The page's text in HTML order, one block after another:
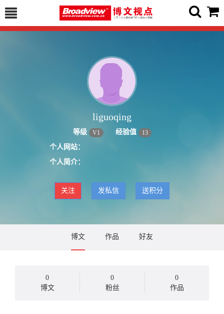
liguoqing
等级 V1 经验值 13
个人网站：
个人简介：
关注 发私信 送积分
博文 作品 好友
0
博文
0
粉丝
0
作品